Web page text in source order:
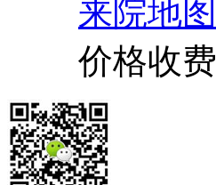
来院地图
价格收费